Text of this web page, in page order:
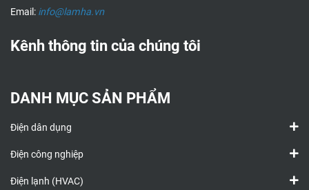
Email: info@lamha.vn
Kênh thông tin của chúng tôi
DANH MỤC SẢN PHẨM
Điện dân dụng
Điện công nghiệp
Điện lạnh (HVAC)